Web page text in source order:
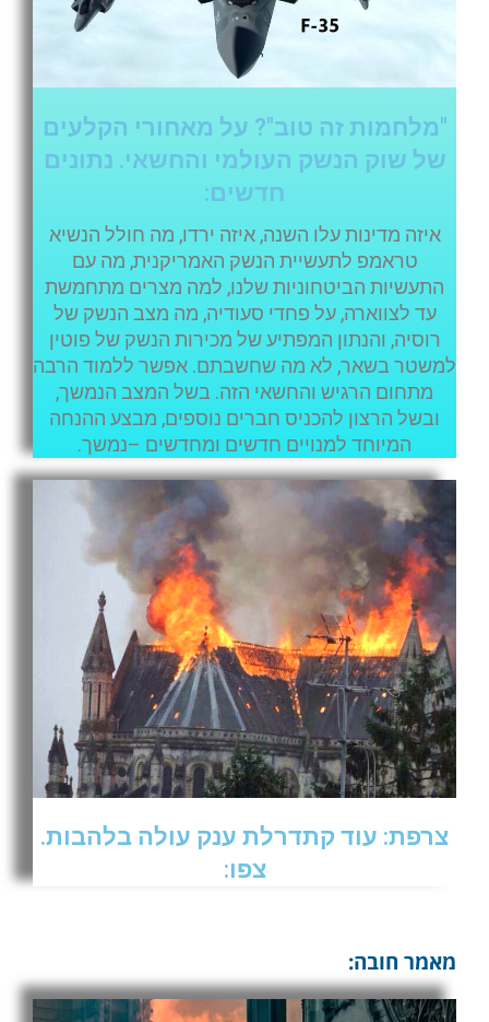
"מלחמות זה טוב"? על מאחורי הקלעים
של שוק הנשק העולמי והחשאי. נתונים
חדשים:
איזה מדינות עלו השנה, איזה ירדו, מה חולל הנשיא
טראמפ לתעשיית הנשק האמריקנית, מה עם
התעשיות הביטחוניות שלנו, למה מצרים מתחמשת
עד לצווארה, על פחדי סעודיה, מה מצב הנשק של
רוסיה, והנתון המפתיע של מכירות הנשק של פוטין
למשטר בשאר, לא מה שחשבתם. אפשר ללמוד הרבה
מתחום הרגיש והחשאי הזה. בשל המצב הנמשך,
ובשל הרצון להכניס חברים נוספים, מבצע ההנחה
המיוחד למנויים חדשים ומחדשים –נמשך.
צרפת: עוד קתדרלת ענק עולה בלהבות.
צפו:
מאמר חובה: